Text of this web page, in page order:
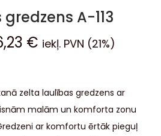
A-113
€ iekļ. PVN (21%)
zelta laulības gredzens ar
malām un komforta zonu
ar komfortu ērtāk pieguļ